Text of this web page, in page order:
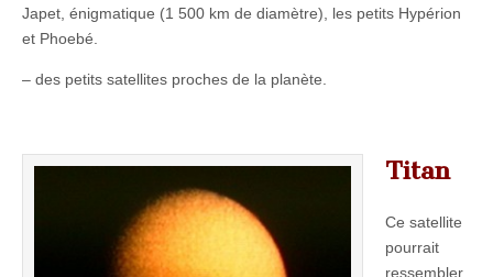
Japet, énigmatique (1 500 km de diamètre), les petits Hypérion
et Phoebé.
– des petits satellites proches de la planète.
Titan
Ce satellite
pourrait
ressembler